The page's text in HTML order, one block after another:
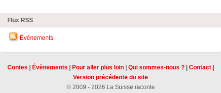
Flux RSS
Évènements
Contes Évènements Pour aller plus loin| Qui sommes-nous ?| Contact|
Version précédente du site
© 2009 - 2026 La Suisse raconte